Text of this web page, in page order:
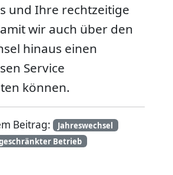
und Ihre rechtzeitige
wir auch über den
hinaus einen
Service
können.
Beitrag:
Jahreswechsel
Betrieb